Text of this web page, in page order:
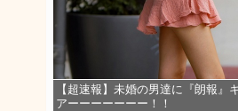
【超速報】未婚の男達に『朗報』
アーーーーーーー！！